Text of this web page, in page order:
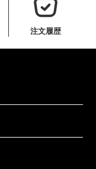
注文履歴